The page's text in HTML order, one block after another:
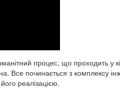
процес, що проходить у
Все починається з комплексу
реалізацією.